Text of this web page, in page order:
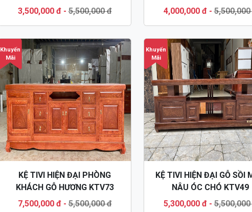
3,500,000 đ-5,500,000 đ
4,000,000 đ-
Khuyến
Mãi
KỆ TIVI HIỆN ĐẠI PHÒNG
KHÁCH GỖ HƯƠNG KTV73
7,500,000 đ-5,500,000 đ
Khuyến
Mãi
KỆ TIVI HIỆN ĐẠI GỖ SỒI
NÂU ÓC CHÓ KTV49
5,300,000 đ-